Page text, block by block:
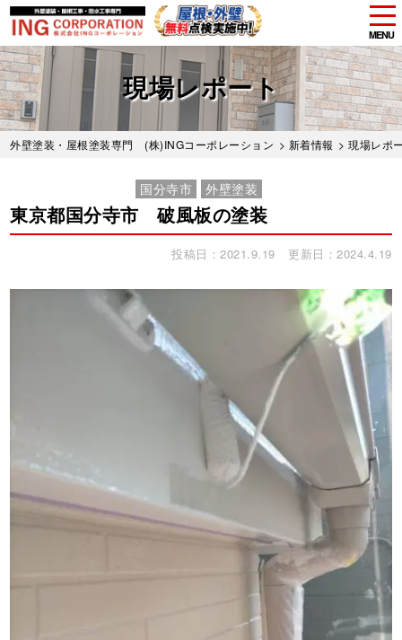
Skip
to
main
content
MENU
現場レポート
外壁塗装・屋根塗装専門 (株)INGコーポレーション > 新着情報 >現場レポ
国分寺市 外壁塗装
東京都国分寺市 破風板の塗装
投稿日：2021.9.19 更新日：2024.4.19